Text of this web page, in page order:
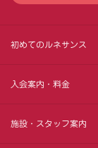
初めてのルネサンス
入会案内・料金
施設・スタッフ案内